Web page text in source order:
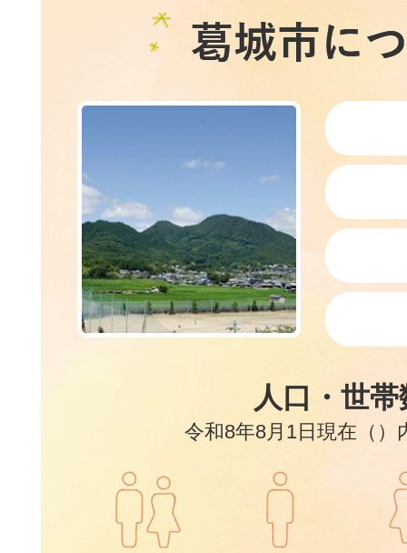
水辺のテラスを再開します
2026年07月16日
会計年度任用職員(特別支
幼稚園) の募集【学校教育
2026年07月15日
＜応募受付終了のお知らせ
材育成事業（第1弾 奈良県
しごと体験ツアー）
葛
城
市
つ
い
て
人口・世帯
令和8年8月1日現在（）